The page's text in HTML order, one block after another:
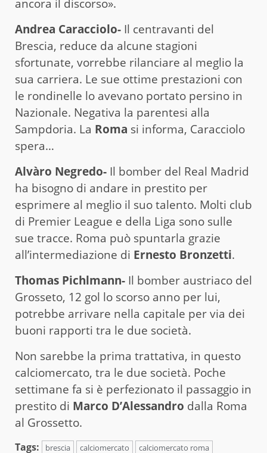
ancora il discorso».
Andrea Caracciolo- Il centravanti del
Brescia, reduce da alcune stagioni
sfortunate, vorrebbe rilanciare al meglio la
sua carriera. Le sue ottime prestazioni con
le rondinelle lo avevano portato persino in
Nazionale. Negativa la parentesi alla
Sampdoria. La Roma si informa, Caracciolo
spera…
Alvàro Negredo- Il bomber del Real Madrid
ha bisogno di andare in prestito per
esprimere al meglio il suo talento. Molti club
di Premier League e della Liga sono sulle
sue tracce. Roma può spuntarla grazie
all’intermediazione di Ernesto Bronzetti.
Thomas Pichlmann- Il bomber austriaco del
Grosseto, 12 gol lo scorso anno per lui,
potrebbe arrivare nella capitale per via dei
buoni rapporti tra le due società.
Non sarebbe la prima trattativa, in questo
calciomercato, tra le due società. Poche
settimane fa si è perfezionato il passaggio in
prestito di Marco D’Alessandro dalla Roma
al Grossetto.
Tags: brescia calciomercato calciomercato roma